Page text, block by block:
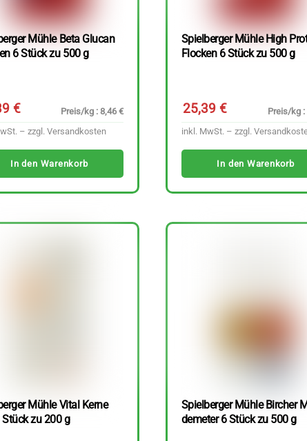
Mühle Beta Glucan
6 Stück zu 500 g
€
Preis/kg : 8,46 €
– zzgl.Versandkosten
In den Warenkorb
Spielberger Mühle High
Flocken 6 Stück zu 500 g
25,39 €
Preis/kg :
inkl. MwSt. – zzgl.
In den Warenkorb
Mühle Vital Kerne
Stück zu 200 g
Spielberger Mühle Bircher
demeter 6 Stück zu 500 g